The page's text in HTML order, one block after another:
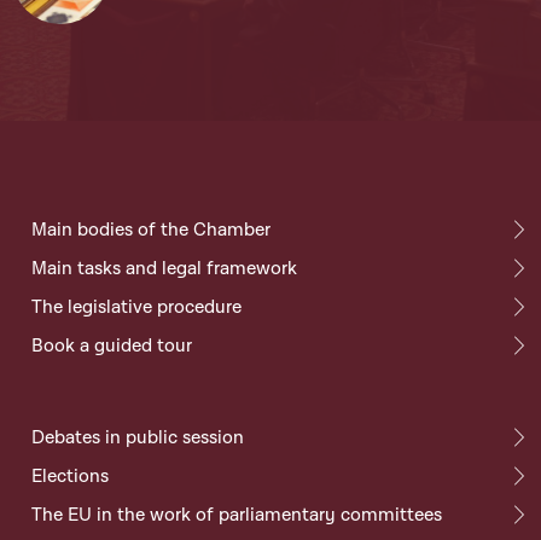
Main bodies of the Chamber
Main tasks and legal framework
The legislative procedure
Book a guided tour
Debates in public session
Elections
The EU in the work of parliamentary committees